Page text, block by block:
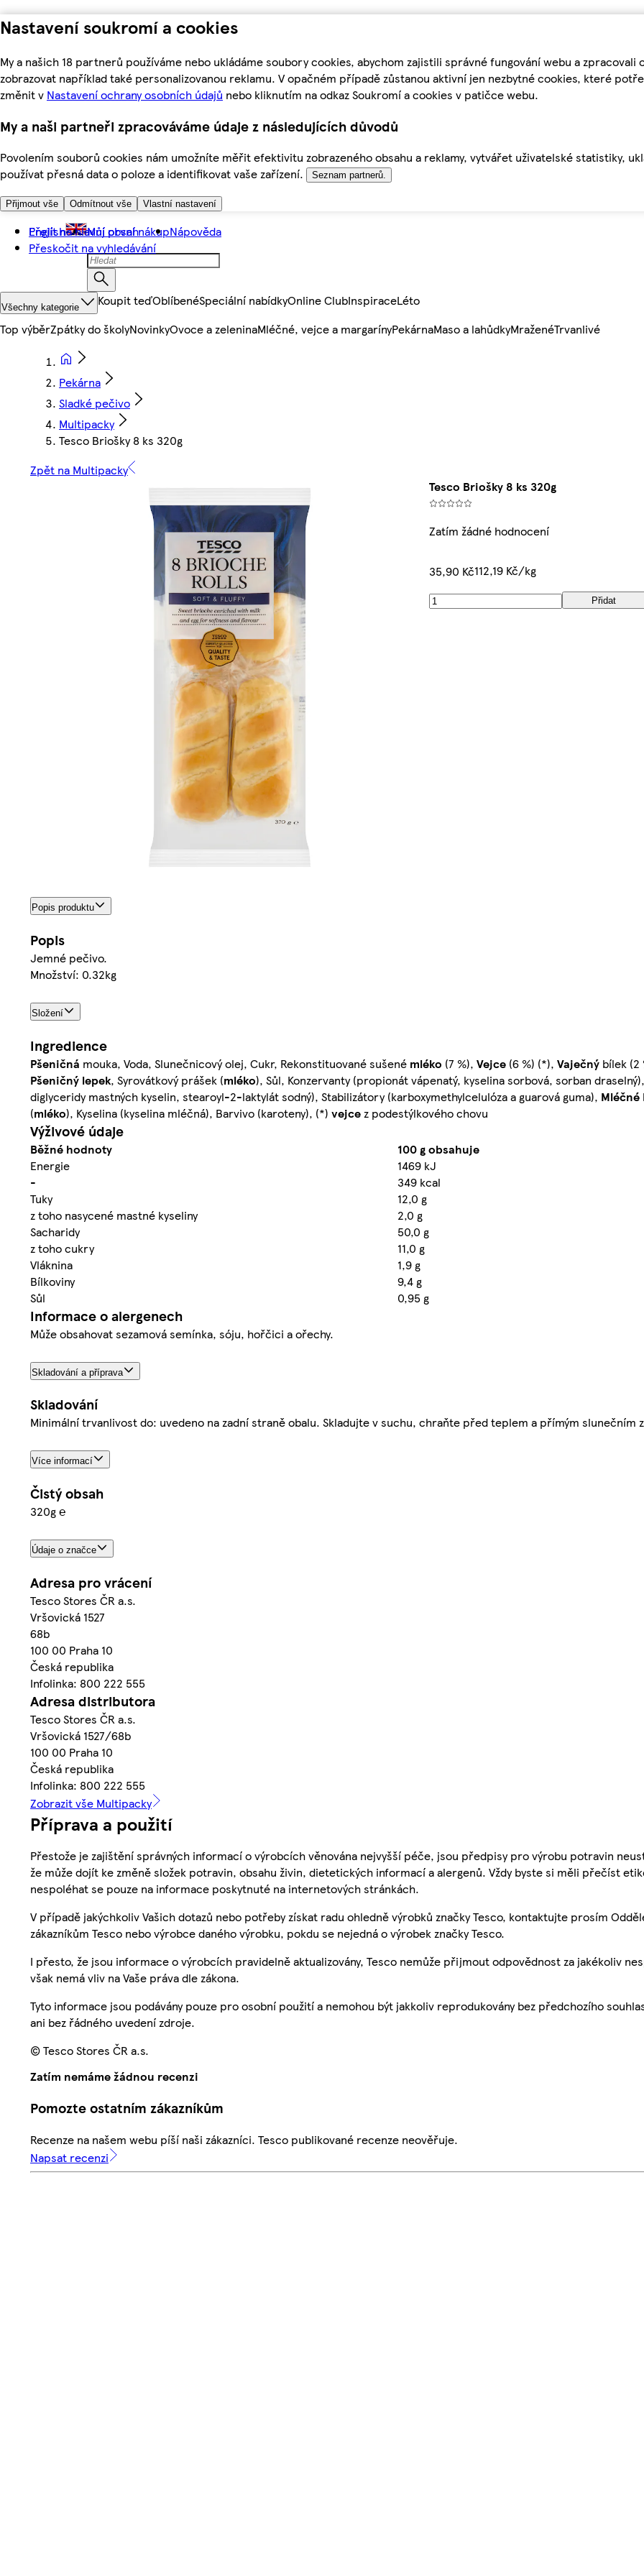
Nastavení soukromí a cookies
My a našich 18 partnerů používáme nebo ukládáme soubory cookies, abychom zajistili správné fungování webu a
zobrazovat například také personalizovanou reklamu. V opačném případě zůstanou aktivní jen nezbytné cookies, které
změnit v Nastavení ochrany osobních údajů nebo kliknutím na odkaz Soukromí a cookies v patičce webu.
My a naši partneři zpracováváme údaje z následujících důvodů
Povolením souborů cookies nám umožníte měřit efektivitu zobrazeného obsahu a reklamy, vytvářet uživatelské statistiky,
používat přesná data o poloze a identifikovat vaše zařízení.
Seznam partnerů.
Přijmout vše Odmítnout vše Vlastní nastavení
Přejít na hlavní obsah
Přeskočit na vyhledávání
English Můj první nákupNápověda
Všechny kategorie Koupit teďOblíbenéSpeciální nabídkyOnline ClubInspiraceLéto
Top výběrZpátky do školyNovinkyOvoce a zeleninaMléčné, vejce a margarínyPekárnaMaso a lahůdkyMraženéTrvanlivé
Pekárna
Sladké pečivo
Multipacky
Tesco Briošky 8 ks 320g
Zpět na Multipacky
Tesco Briošky 8 ks 320g
Zatím žádné hodnocení
35,90 Kč112,19 Kč/kg
Přidat
Popis produktu
Popis
Jemné pečivo.
Množství: 0.32kg
Složení
Ingredience
Pšeničná mouka, Voda, Slunečnicový olej, Cukr, Rekonstituované sušené mléko (7 %), Vejce (6 %) (*), Vaječný bílek (2
Pšeničný lepek, Syrovátkový prášek (mléko), Sůl, Konzervanty (propionát vápenatý, kyselina sorbová, sorban
diglyceridy mastných kyselin, stearoyl-2-laktylát sodný), Stabilizátory (karboxymethylcelulóza a guarová guma), Mléčné
(mléko), Kyselina (kyselina mléčná), Barvivo (karoteny), (*) vejcez podestýlkového chovu
Výživové údaje
Běžné hodnoty
100 g obsahuje
Energie
1469 kJ
-
349 kcal
Tuky
12,0 g
z toho nasycené mastné kyseliny
2,0 g
Sacharidy
50,0 g
z toho cukry
11,0 g
Vláknina
1,9 g
Bílkoviny
9,4 g
Sůl
0,95 g
Informace o alergenech
Může obsahovat sezamová semínka, sóju, hořčici a ořechy.
Skladování a příprava
Skladování
Minimální trvanlivost do: uvedeno na zadní straně obalu. Skladujte v suchu, chraňte před teplem a přímým slunečním
Více informací
Čistý obsah
320g ℮
Údaje o značce
Adresa pro vrácení
Tesco Stores ČR a.s.
Vršovická 1527
68b
100 00 Praha 10
Česká republika
Infolinka: 800 222 555
Adresa distributora
Tesco Stores ČR a.s.
Vršovická 1527/68b
100 00 Praha 10
Česká republika
Infolinka: 800 222 555
Zobrazit vše Multipacky
Příprava a použití
Přestože je zajištění správných informací o výrobcích věnována nejvyšší péče, jsou předpisy pro výrobu potravin
že může dojít ke změně složek potravin, obsahu živin, dietetických informací a alergenů. Vždy byste si měli přečíst
nespoléhat se pouze na informace poskytnuté na internetových stránkách.
V případě jakýchkoliv Vašich dotazů nebo potřeby získat radu ohledně výrobků značky Tesco, kontaktujte prosím
zákazníkům Tesco nebo výrobce daného výrobku, pokdu se nejedná o výrobek značky Tesco.
I přesto, že jsou informace o výrobcích pravidelně aktualizovány, Tesco nemůže přijmout odpovědnost za jakékoliv
však nemá vliv na Vaše práva dle zákona.
Tyto informace jsou podávány pouze pro osobní použití a nemohou být jakkoliv reprodukovány bez předchozího
ani bez řádného uvedení zdroje.
© Tesco Stores ČR a.s.
Zatím nemáme žádnou recenzi
Pomozte ostatním zákazníkům
Recenze na našem webu píší naši zákazníci. Tesco publikované recenze neověřuje.
Napsat recenzi